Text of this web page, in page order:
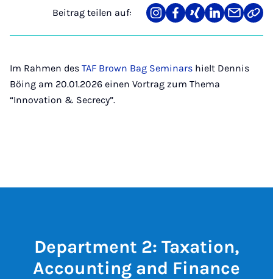
Beitrag teilen auf:
Teilen
auf
Teilen
auf
Teilen
auf
Teilen
auf
Teilen
über
Mail
Link
Im Rahmen des TAF Brown Bag Seminars hielt Dennis
Böing am 20.01.2026 einen Vortrag zum Thema
“Innovation & Secrecy”.
Department 2: Taxation,
Accounting and Finance